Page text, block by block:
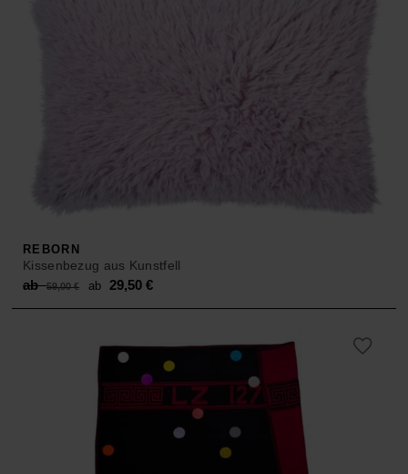
REBORN
Kissenbezug aus Kunstfell
ab59,00€
Original
price
ab 59,00 €.
ab 29,50 €Current
price
ab 29,50 €.